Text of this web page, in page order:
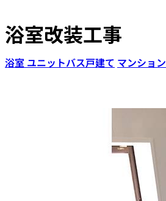
浴室改装工事
浴室 ユニットバス戸建て マンション